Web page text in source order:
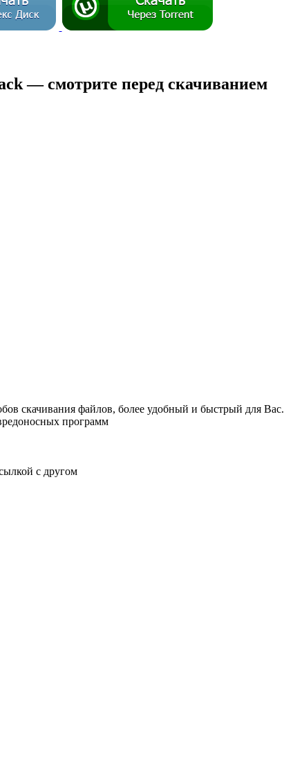
— смотрите перед скачиванием
скачивания файлов, более удобный и быстрый для Вас.
программ
с другом